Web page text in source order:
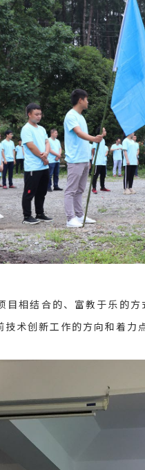
相结合的、富教于乐的
术创新工作的方向和着力